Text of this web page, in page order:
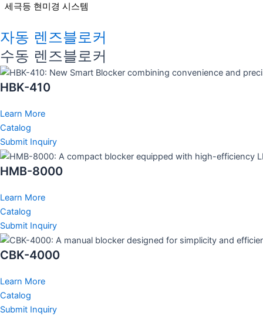
세극등 현미경 시스템
자동 렌즈블로커
수동 렌즈블로커
HBK-410
Learn More
Catalog
Submit Inquiry
HMB-8000
Learn More
Catalog
Submit Inquiry
CBK-4000
Learn More
Catalog
Submit Inquiry